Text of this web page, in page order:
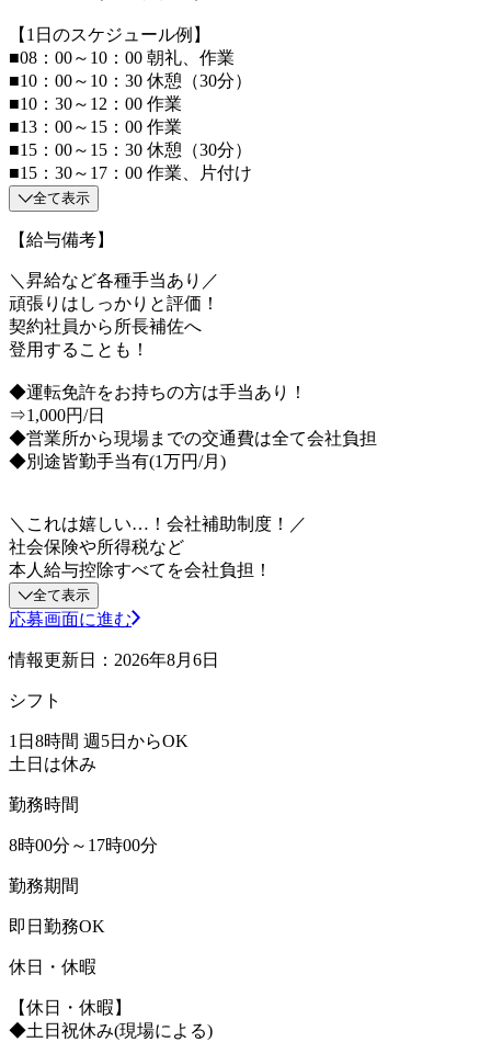
【1日のスケジュール例】
■08：00～10：00 朝礼、作業
■10：00～10：30 休憩（30分）
■10：30～12：00 作業
■13：00～15：00 作業
■15：00～15：30 休憩（30分）
■15：30～17：00 作業、片付け
全て表示
【給与備考】
＼昇給など各種手当あり／
頑張りはしっかりと評価！
契約社員から所長補佐へ
登用することも！
◆運転免許をお持ちの方は手当あり！
⇒1,000円/日
◆営業所から現場までの交通費は全て会社負担
◆別途皆勤手当有(1万円/月)
＼これは嬉しい…！会社補助制度！／
社会保険や所得税など
本人給与控除すべてを会社負担！
全て表示
応募画面に進む
情報更新日：2026年8月6日
シフト
1日8時間 週5日からOK
土日は休み
勤務時間
8時00分～17時00分
勤務期間
即日勤務OK
休日・休暇
【休日・休暇】
◆土日祝休み(現場による)